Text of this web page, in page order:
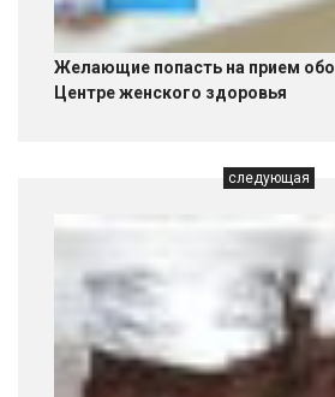
Желающие попасть на прием
Центре женского здоровья
следующая